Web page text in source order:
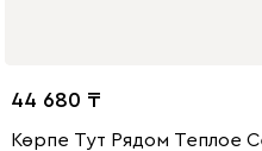
44 680
Көрпе Тут Рядом Теплое